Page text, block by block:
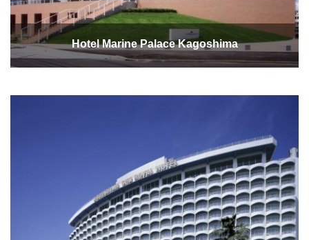
Hotel Marine Palace Kagoshima